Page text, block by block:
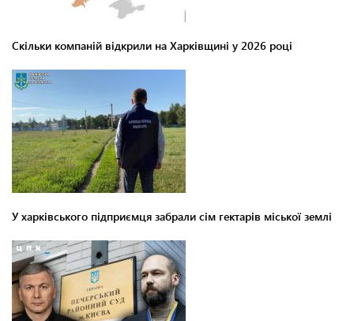
Скільки компаній відкрили на Харківщині у 2026 році
У харківського підприємця забрали сім гектарів міської землі